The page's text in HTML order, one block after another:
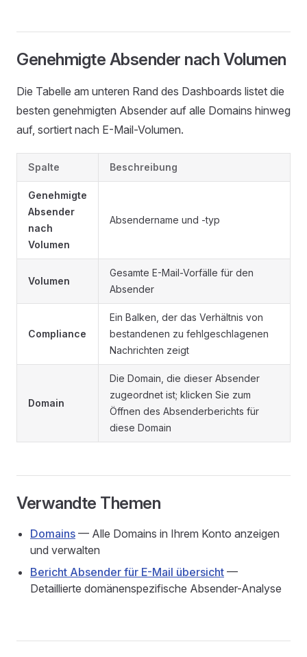
Genehmigte Absender nach Volumen
Die Tabelle am unteren Rand des Dashboards listet die
besten genehmigten Absender auf alle Domains hinweg
auf, sortiert nach E-Mail-Volumen.
Spalte Beschreibung
Genehmigte
Absender
nach
Volumen
Absendername und -typ
Volumen
Gesamte E-Mail-Vorfälle für den
Absender
Compliance
Ein Balken, der das Verhältnis von
bestandenen zu fehlgeschlagenen
Nachrichten zeigt
Domain
Die Domain, die dieser Absender
zugeordnet ist; klicken Sie zum
Öffnen des Absenderberichts für
diese Domain
Verwandte Themen
Domains — Alle Domains in Ihrem Konto anzeigen
und verwalten
Bericht Absender für E-Mail übersicht —
Detaillierte domänenspezifische Absender-Analyse